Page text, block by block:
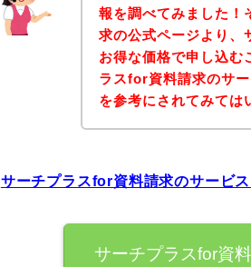
報を調べてみました！
求の公式ページより
お得な価格で申し込む
ラスfor資料請求のサ
を参考にされてみては
サーチプラスfor資料請求のサービ
サーチプラスfor資